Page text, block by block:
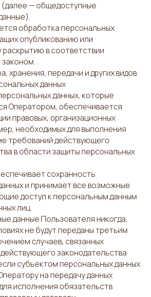
(далее — общедоступные
обработка персональных
опубликованию или
в соответствии
хранения, передачи и других видов
данных
данных, которые
Оператором, обеспечивается
правовых, организационных
необходимых для выполнения
требований действующего
в области защиты персональных
сохранность
и принимает все возможные
доступ к персональным данным
лиц.
данные Пользователя никогда,
не будут переданы третьим
случаев, связанных
законодательства
субъектом персональных данных
на передачу данных
исполнения обязательств